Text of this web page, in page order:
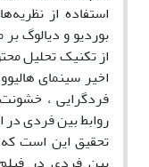
استفاده از
بوردیو و دیالوگ
از تکنیک تحلیل
اخیر سینمای
فردگرایی ،
روابط بین فردی
تحقیق این است